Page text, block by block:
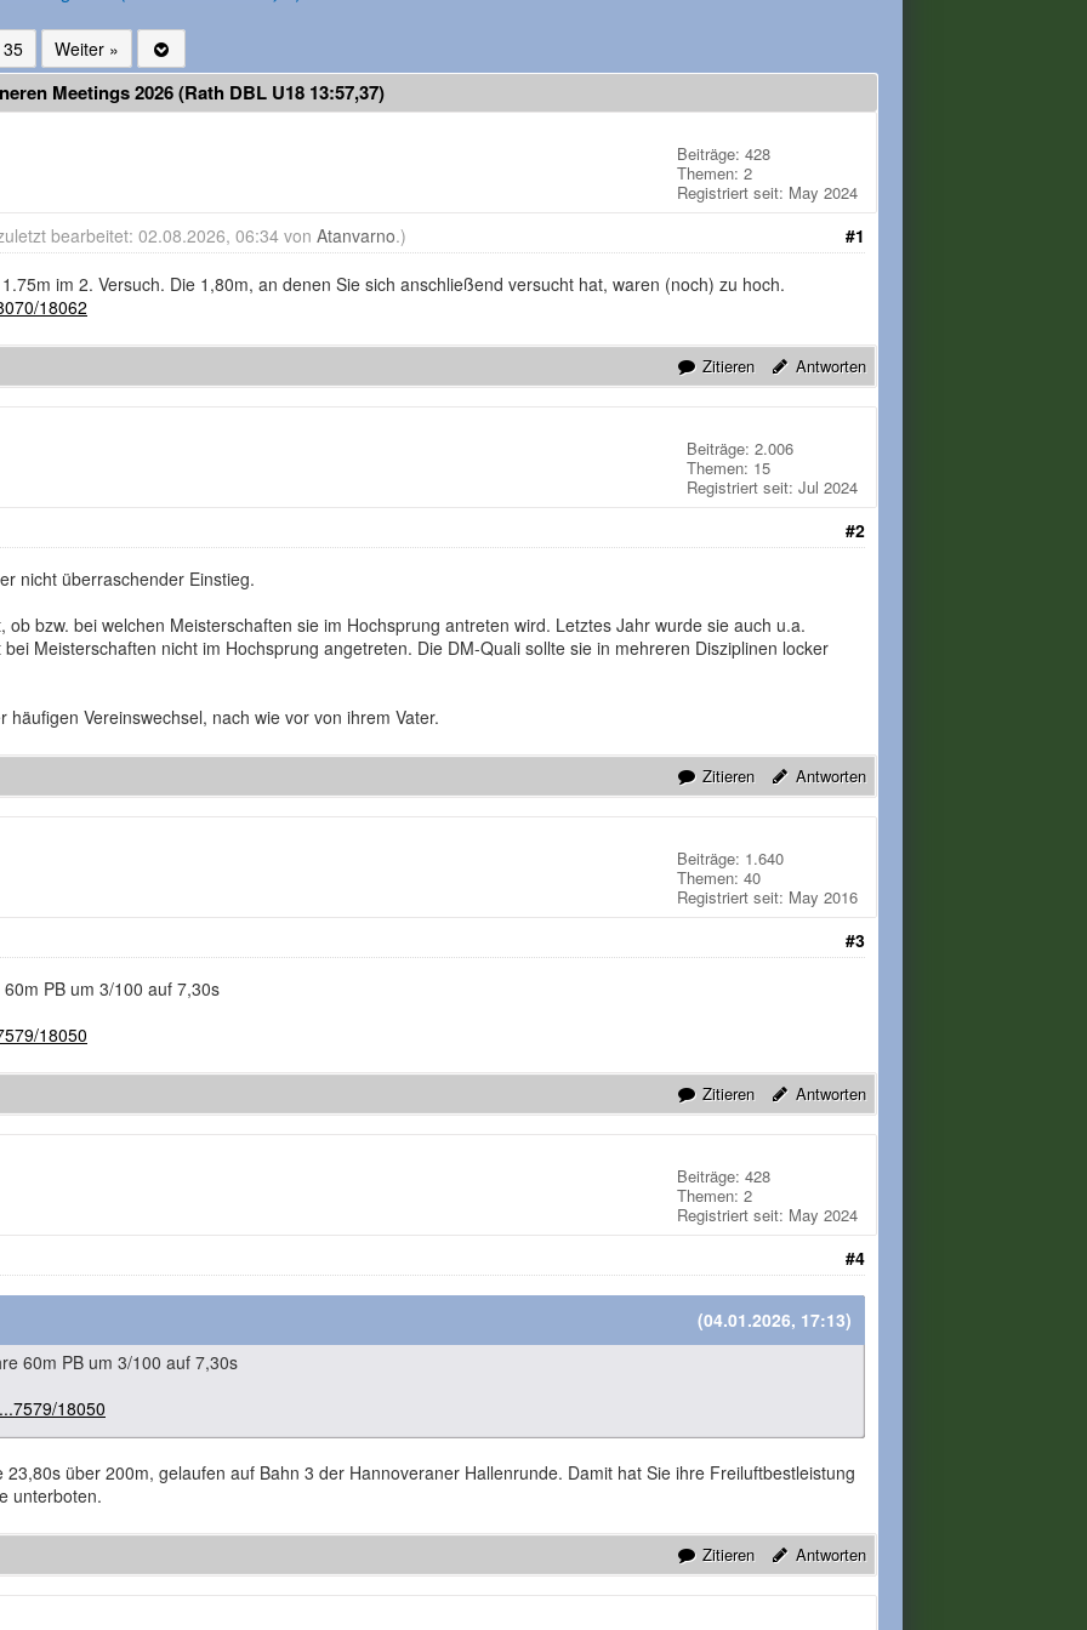
35 Weiter »
Meetings 2026 (Rath DBL U18 13:57,37)
Beiträge: 428
Themen: 2
Registriert seit: May 2024
#1
bearbeitet: 02.08.2026, 06:34 von Atanvarno.)
im 2. Versuch. Die 1,80m, an denen Sie sich anschließend versucht hat, waren (noch) zu hoch.
18062
Zitieren Antworten
Beiträge: 2.006
Themen: 15
Registriert seit: Jul 2024
#2
nicht überraschender Einstieg.
bzw. bei welchen Meisterschaften sie im Hochsprung antreten wird. Letztes Jahr wurde sie auch u.a.
Meisterschaften nicht im Hochsprung angetreten. Die DM-Quali sollte sie in mehreren Disziplinen locker
Vereinswechsel, nach wie vor von ihrem Vater.
Zitieren Antworten
Beiträge: 1.640
Themen: 40
Registriert seit: May 2016
#3
PB um 3/100 auf 7,30s
18050
Zitieren Antworten
Beiträge: 428
Themen: 2
Registriert seit: May 2024
#4
(04.01.2026, 17:13)
60m PB um 3/100 auf 7,30s
18050
über 200m, gelaufen auf Bahn 3 der Hannoveraner Hallenrunde. Damit hat Sie ihre Freiluftbestleistung
unterboten.
Zitieren Antworten